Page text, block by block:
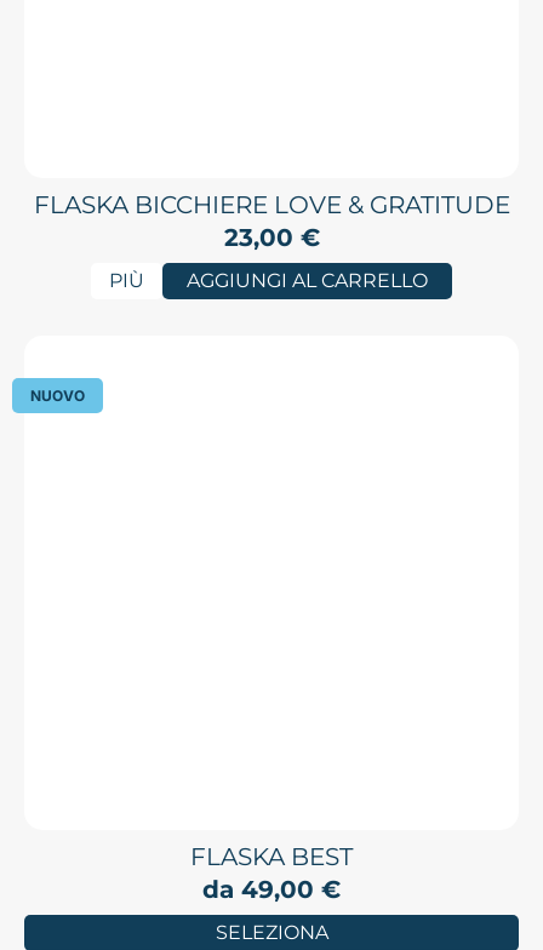
FLASKA BICCHIERE LOVE & GRATITUDE
23,00 €
PIÙ AGGIUNGI AL CARRELLO
NUOVO
FLASKA BEST
da 49,00 €
SELEZIONA